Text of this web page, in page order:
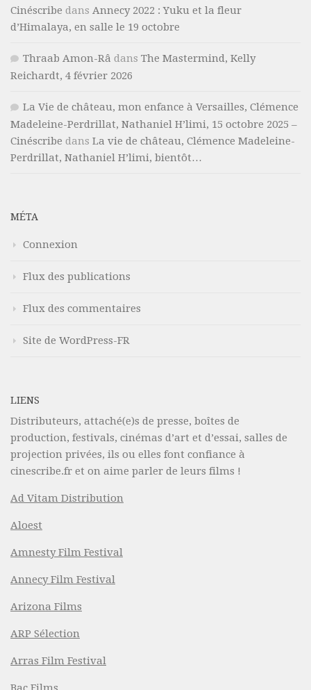
Cinéscribe dans Annecy 2022 : Yuku et la fleur
d’Himalaya, en salle le 19 octobre
Thraab Amon-Râ dans The Mastermind, Kelly
Reichardt, 4 février 2026
La Vie de château, mon enfance à Versailles, Clémence
Madeleine-Perdrillat, Nathaniel H’limi, 15 octobre 2025 –
Cinéscribe dans La vie de château, Clémence Madeleine-
Perdrillat, Nathaniel H’limi, bientôt…
MÉTA
Connexion
Flux des publications
Flux des commentaires
Site de WordPress-FR
LIENS
Distributeurs, attaché(e)s de presse, boîtes de
production, festivals, cinémas d’art et d’essai, salles de
projection privées, ils ou elles font confiance à
cinescribe.fr et on aime parler de leurs films !
Ad Vitam Distribution
Aloest
Amnesty Film Festival
Annecy Film Festival
Arizona Films
ARP Sélection
Arras Film Festival